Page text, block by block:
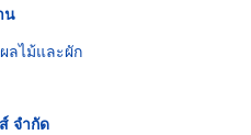
น
ลไม้และผัก
จำกัด